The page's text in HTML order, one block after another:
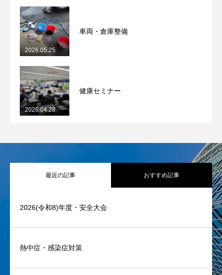
車両・倉庫整備
2026.05.25
健康セミナー
2026.04.28
最近の記事 おすすめ記事
2026(令和8)年度・安全大会
熱中症・感染症対策